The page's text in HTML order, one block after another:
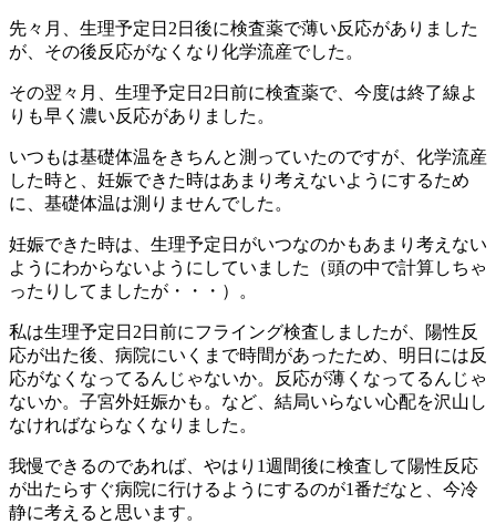
先々月、生理予定日2日後に検査薬で薄い反応がありました
が、その後反応がなくなり化学流産でした。
その翌々月、生理予定日2日前に検査薬で、今度は終了線よ
りも早く濃い反応がありました。
いつもは基礎体温をきちんと測っていたのですが、化学流産
した時と、妊娠できた時はあまり考えないようにするため
に、基礎体温は測りませんでした。
妊娠できた時は、生理予定日がいつなのかもあまり考えない
ようにわからないようにしていました（頭の中で計算しちゃ
ったりしてましたが・・・）。
私は生理予定日2日前にフライング検査しましたが、陽性反
応が出た後、病院にいくまで時間があったため、明日には反
応がなくなってるんじゃないか。反応が薄くなってるんじゃ
ないか。子宮外妊娠かも。など、結局いらない心配を沢山し
なければならなくなりました。
我慢できるのであれば、やはり1週間後に検査して陽性反応
が出たらすぐ病院に行けるようにするのが1番だなと、今冷
静に考えると思います。